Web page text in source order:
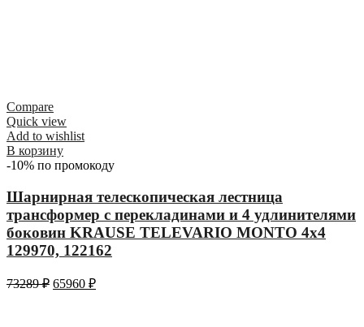
Compare
Quick view
Add to wishlist
В корзину
-10% по промокоду
Шарнирная телескопическая лестница
трансформер с перекладинами и 4 удлинителями
боковин KRAUSE TELEVARIO MONTO 4х4
129970, 122162
73289₽ 65960 ₽